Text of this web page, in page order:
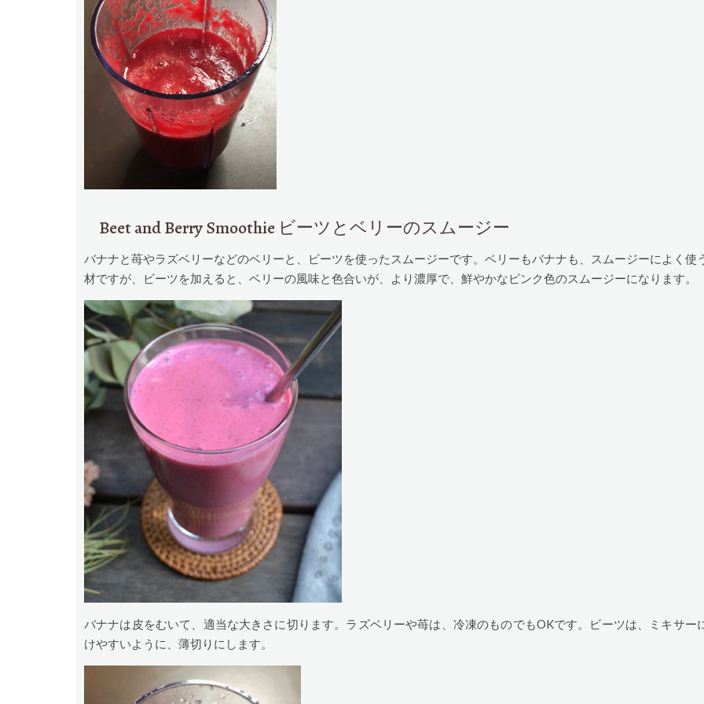
Beet and Berry Smoothie ビーツとベリーのスムージー
バナナと苺やラズベリーなどのベリーと、ビーツを使ったスムージーです。ベリーもバナナも、スムージーによく使
材ですが、ビーツを加えると、ベリーの風味と色合いが、より濃厚で、鮮やかなピンク色のスムージーになります。
バナナは皮をむいて、適当な大きさに切ります。ラズベリーや苺は、冷凍のものでもOKです。ビーツは、ミキサー
けやすいように、薄切りにします。